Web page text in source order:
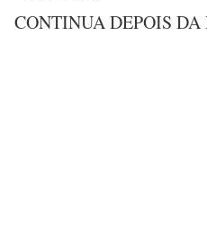
CONTINUA DEPOIS